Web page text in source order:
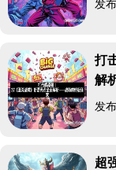
发
打
解
发
超